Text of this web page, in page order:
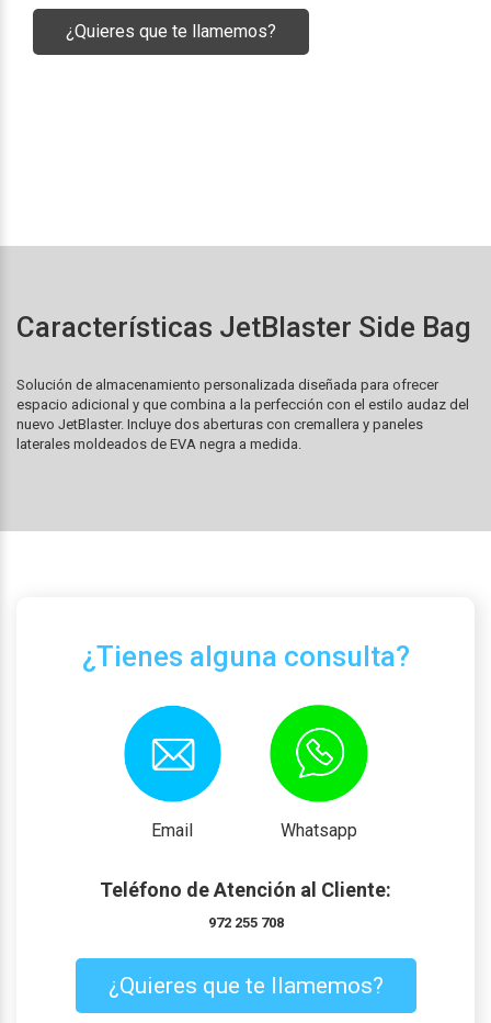
¿Quieres que te llamemos?
Características JetBlaster Side Bag
Solución de almacenamiento personalizada diseñada para ofrecer
espacio adicional y que combina a la perfección con el estilo audaz del
nuevo JetBlaster. Incluye dos aberturas con cremallera y paneles
laterales moldeados de EVA negra a medida.
¿Tienes alguna consulta?
Email Whatsapp
Teléfono de Atención al Cliente:
972 255 708
¿Quieres que te llamemos?